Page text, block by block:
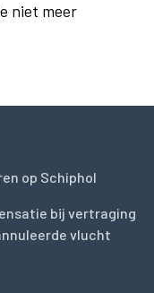
niet meer
op Schiphol
bij vertraging
vlucht